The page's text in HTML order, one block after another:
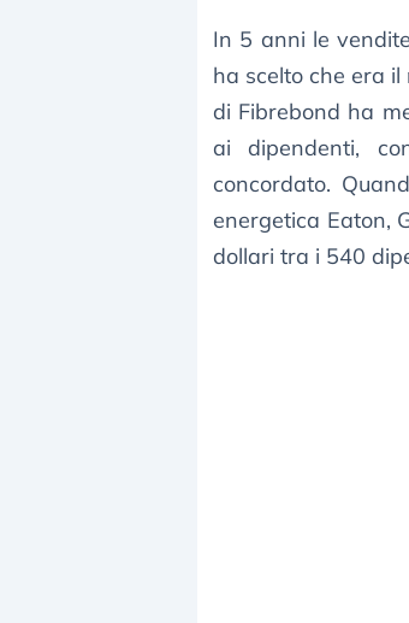
In 5 anni le
ha scelto che era
di Fibrebond ha
ai dipendenti,
concordato.
energetica Eaton,
dollari tra i 540